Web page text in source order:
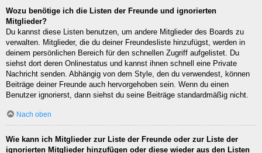
Wozu benötige ich die Listen der Freunde und ignorierten
Mitglieder?
Du kannst diese Listen benutzen, um andere Mitglieder des Boards zu
verwalten. Mitglieder, die du deiner Freundesliste hinzufügst, werden in
deinem persönlichen Bereich für den schnellen Zugriff aufgelistet. Du
siehst dort deren Onlinestatus und kannst ihnen schnell eine Private
Nachricht senden. Abhängig von dem Style, den du verwendest, können
Beiträge deiner Freunde auch hervorgehoben sein. Wenn du einen
Benutzer ignorierst, dann siehst du seine Beiträge standardmäßig nicht.
Nach oben
Wie kann ich Mitglieder zur Liste der Freunde oder zur Liste der
ignorierten Mitglieder hinzufügen oder diese wieder aus den Listen